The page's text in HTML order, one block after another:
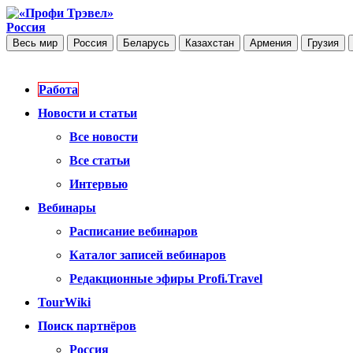
Россия
Весь мир Россия Беларусь Казахстан Армения Грузия
Работа
Новости и статьи
Все новости
Все статьи
Интервью
Вебинары
Расписание вебинаров
Каталог записей вебинаров
Редакционные эфиры Profi.Travel
TourWiki
Поиск партнёров
Россия